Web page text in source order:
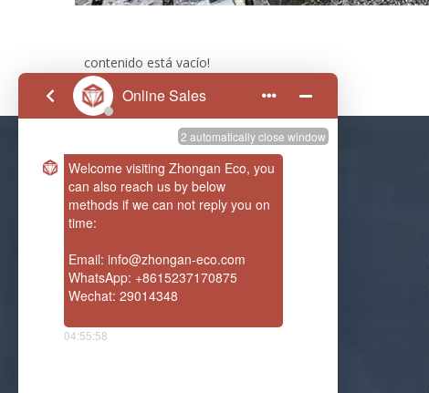
contenido está vacío!
Nuestra Compañía
Ahora, somos pioneros en tecnología
de eliminación de desechos sólidos en
China y hacemos negocios en todo el